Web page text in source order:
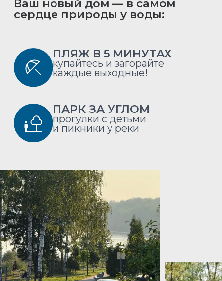
ШКОЛА И САДИК
РЯДОМ
никаких утомительных
20 МИНУТ
ДО ПЕТЕРБУРГА
работа в городе, а жизнь — в
тишине и комфорте